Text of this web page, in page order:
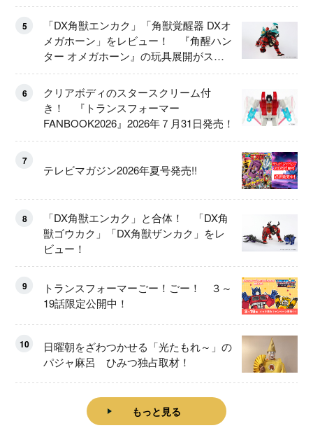
5
「DX角獣エンカク」「角獣覚醒器 DXオ
メガホーン」をレビュー！ 『角醒ハン
ター オメガホーン』の玩具展開がスタ
ート！
6
クリアボディのスタースクリーム付
き！ 『トランスフォーマー
FANBOOK2026』2026年７月31日発売！
7
テレビマガジン2026年夏号発売!!
8
「DX角獣エンカク」と合体！ 「DX角
獣ゴウカク」「DX角獣ザンカク」をレ
ビュー！
9
トランスフォーマーごー！ごー！ ３～
19話限定公開中！
10
日曜朝をざわつかせる「光たもれ～」の
パジャ麻呂 ひみつ独占取材！
もっと見る